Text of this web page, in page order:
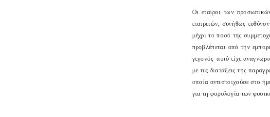
Οι εταίροι των
εταιρειών, συνήθως
μέχρι το ποσό της
προβλέπεται από την
γεγονός αυτό είχε
με τις διατάξεις της
οποία αντιστοιχούσε στο
για τη φορολογία των